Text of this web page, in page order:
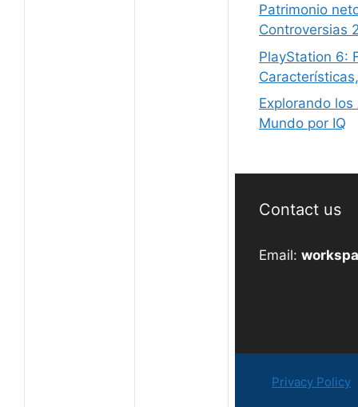
Patrimonio
Controversias
PlayStation 6:
Explorando
Mundo por IQ
Contact us
Email:
Privacy Policy